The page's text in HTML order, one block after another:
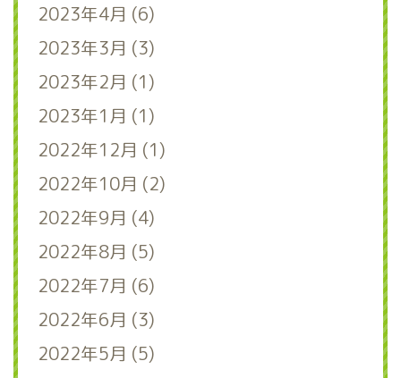
2023年4月 (6)
2023年3月 (3)
2023年2月 (1)
2023年1月 (1)
2022年12月 (1)
2022年10月 (2)
2022年9月 (4)
2022年8月 (5)
2022年7月 (6)
2022年6月 (3)
2022年5月 (5)